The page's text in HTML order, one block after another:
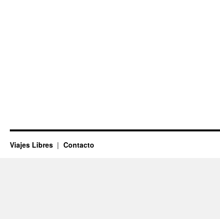
Viajes Libres Contacto